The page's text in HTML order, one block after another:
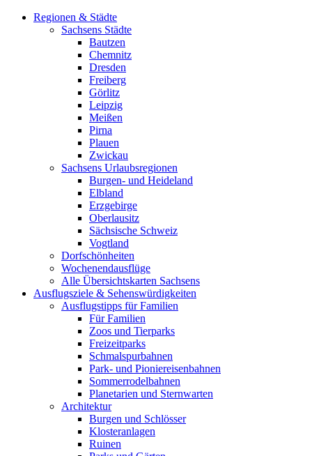
Regionen & Städte
Sachsens Städte
Bautzen
Chemnitz
Dresden
Freiberg
Görlitz
Leipzig
Meißen
Pirna
Plauen
Zwickau
Sachsens Urlaubsregionen
Burgen- und Heideland
Elbland
Erzgebirge
Oberlausitz
Sächsische Schweiz
Vogtland
Dorfschönheiten
Wochenendausflüge
Alle Übersichtskarten Sachsens
Ausflugsziele & Sehenswürdigkeiten
Ausflugstipps für Familien
Für Familien
Zoos und Tierparks
Freizeitparks
Schmalspurbahnen
Park- und Pioniereisenbahnen
Sommerrodelbahnen
Planetarien und Sternwarten
Architektur
Burgen und Schlösser
Klosteranlagen
Ruinen